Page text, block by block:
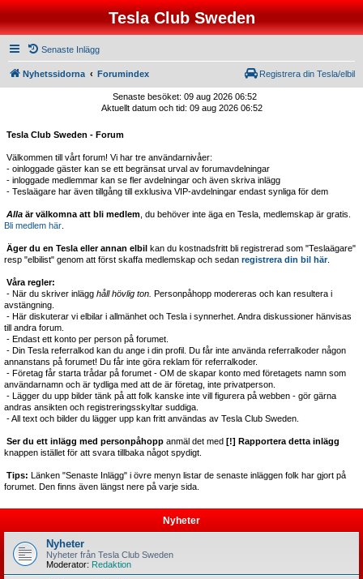
Tesla Club Sweden
Senaste Inlägg
Nyhetssidorna Forumindex Registrera din Tesla/elbil
Senaste besöket: 09 aug 2026 06:52
Aktuellt datum och tid: 09 aug 2026 06:52
Tesla Club Sweden - Forum
Välkommen till vårt forum! Vi har tre användarnivåer:
- oinloggade gäster kan se ett begränsat urval av forumavdelningar
- inloggade medlemmar kan se fler avdelningar och även skriva inlägg
- Teslaägare har även tillgång till exklusiva VIP-avdelningar endast synliga för dem
Alla är välkomna att bli medlem , du behöver inte äga en Tesla, medlemskap är gratis.
Bli medlem här
Äger du en Tesla eller annan elbil kan du kostnadsfritt bli registrerad som "Teslaägare"
resp "elbilist" genom att först skaffa medlemskap och sedan registrera din bil här.
Våra regler:
- När du skriver inlägg håll hövlig ton. Personpåhopp modereras och kan resultera i
avstängning.
- Här diskuterar vi elbilar i allmänhet och Tesla i synnerhet. Andra diskussioner hänvisas
till andra forum.
- Endast ett konto per person på forumet.
- Din Tesla referralkod kan du ange i din profil. Du får inte använda referralkoder någon
annanstans på forumet! Du får inte göra reklam för referralkoder.
- Företag får starta trådar på forumet - OM de skapar konto med företagets namn som
användarnamn och är tydliga med att de är företag, inte privatperson.
- Lägger du upp bilder tänk på att folk kanske inte vill figurera på webben - gör gärna
andras ansikten och registreringsskyltar suddiga.
- All text och bilder du lägger upp kan fritt användas av Tesla Club Sweden.
Ser du ett inlägg med personpåhopp anmäl det med [!] Rapportera detta inlägg
knappen istället för att svara tillbaka något spydigt.
Tips: Länken "Senaste Inlägg" i övre menyn listar de senaste inläggen folk har gjort på
forumet. Den finns även längst nere på varje sida.
Nyheter
Nyheter
Nyheter från Tesla Club Sweden
Moderator: Redaktion